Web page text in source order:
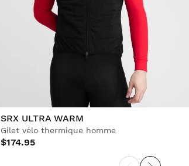
SRX ULTRA WARM
Gilet vélo thermique homme
$174.95